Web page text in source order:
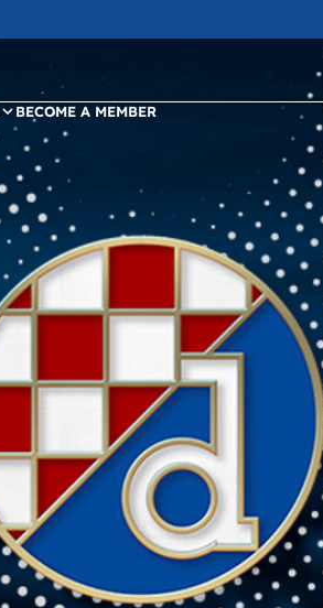
BECOME A MEMBER